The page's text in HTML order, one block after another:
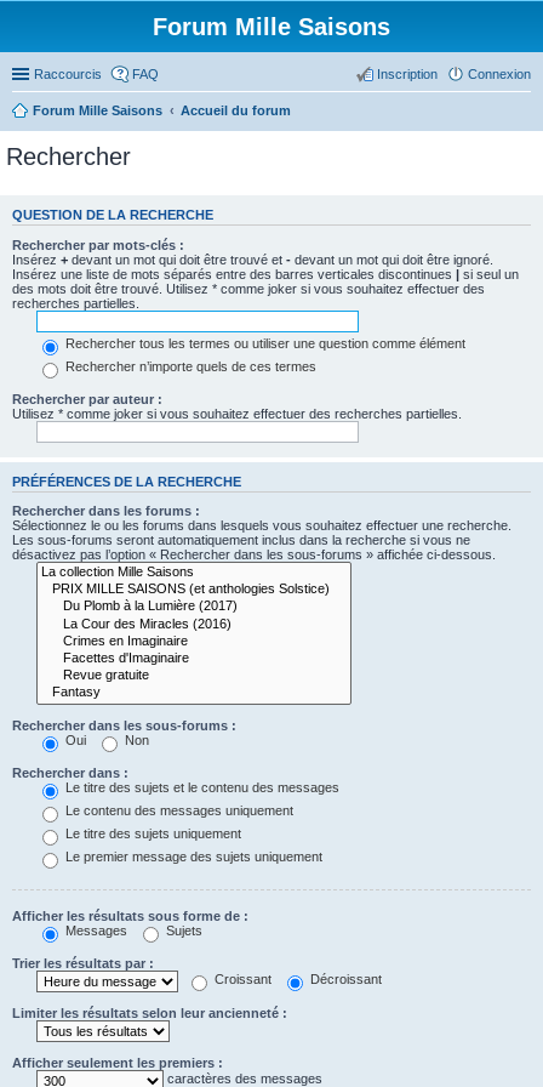
Forum Mille Saisons
Raccourcis FAQ Connexion
Inscription
Forum Mille Saisons Accueil du forum
Rechercher
QUESTION DE LA RECHERCHE
Rechercher par mots-clés :
Insérez + devant un mot qui doit être trouvé et - devant un mot qui doit être ignoré.
Insérez une liste de mots séparés entre des barres verticales discontinues | si seul un
des mots doit être trouvé. Utilisez * comme joker si vous souhaitez effectuer des
recherches partielles.
Rechercher tous les termes ou utiliser une question comme élément
Rechercher n’importe quels de ces termes
Rechercher par auteur :
Utilisez * comme joker si vous souhaitez effectuer des recherches partielles.
PRÉFÉRENCES DE LA RECHERCHE
Rechercher dans les forums :
Sélectionnez le ou les forums dans lesquels vous souhaitez effectuer une recherche.
Les sous-forums seront automatiquement inclus dans la recherche si vous ne
désactivez pas l’option « Rechercher dans les sous-forums » affichée ci-dessous.
Rechercher dans les sous-forums :
Oui
Non
Rechercher dans :
Le titre des sujets et le contenu des messages
Le contenu des messages uniquement
Le titre des sujets uniquement
Le premier message des sujets uniquement
Afficher les résultats sous forme de :
Messages
Sujets
Trier les résultats par :
Croissant
Décroissant
Limiter les résultats selon leur ancienneté :
Afficher seulement les premiers :
caractères des messages